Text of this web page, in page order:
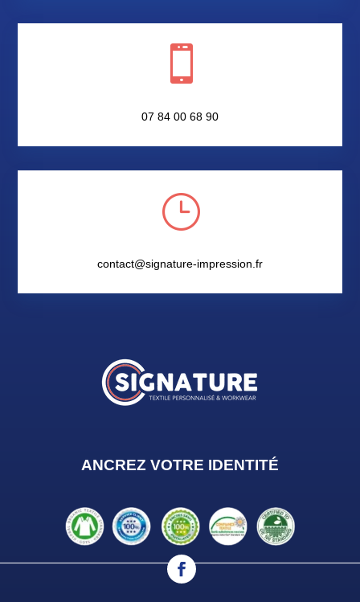

07 84 00 68 90
}
contact@signature-impression.fr
ANCREZ VOTRE IDENTITÉ